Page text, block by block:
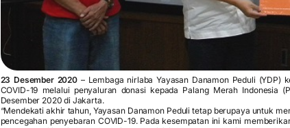
23 Desember 2020 – Lembaga nirlaba Yayasan Danamon Peduli
COVID-19 melalui penyaluran donasi kepada Palang Merah Indonesia
Desember 2020 di Jakarta.
“Mendekati akhir tahun, Yayasan Danamon Peduli tetap berupaya untuk
pencegahan penyebaran COVID-19. Pada kesempatan ini kami